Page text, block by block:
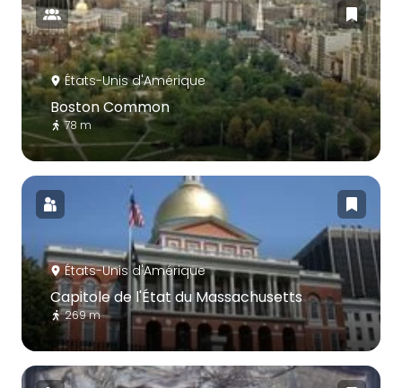
États-Unis d'Amérique
Boston Common
78 m
États-Unis d'Amérique
Capitole de l'État du Massachusetts
269 m